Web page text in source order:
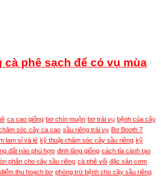
cà phê sạch để có vụ mùa
ca cao giống bơ chín muộn bơ trái vụ bệnh của cây
sóc cây ca cao sầu riêng trái vụ Bơ Booth 7
lam sỉ và lẻ kỹ thuật chăm sóc cây sầu riêng kỹ
đất nào phù hợp đinh lăng giống cách tỉa cành tạo
phân cho cây sầu riêng cà phê vối đặc sản cơm
thu hoạch bơ phòng trừ bệnh cho cây sầu riêng